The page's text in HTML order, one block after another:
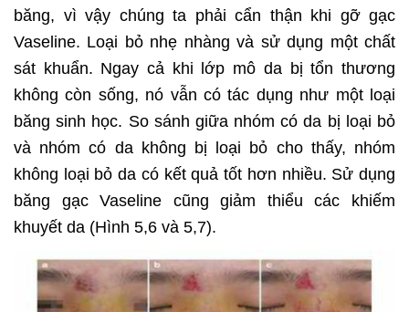
băng, vì vậy chúng ta phải cẩn thận khi gỡ gạc
Vaseline. Loại bỏ nhẹ nhàng và sử dụng một chất
sát khuẩn. Ngay cả khi lớp mô da bị tổn thương
không còn sống, nó vẫn có tác dụng như một loại
băng sinh học. So sánh giữa nhóm có da bị loại bỏ
và nhóm có da không bị loại bỏ cho thấy, nhóm
không loại bỏ da có kết quả tốt hơn nhiều. Sử dụng
băng gạc Vaseline cũng giảm thiểu các khiếm
khuyết da (Hình 5,6 và 5,7).